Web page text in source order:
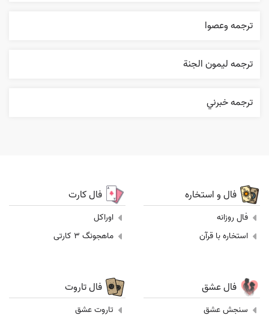
ترجمه وعصوا
ترجمه ليمون الجنة
ترجمه خبرني
فال و استخاره
فال روزانه
استخاره با قرآن
فال کارت
اوراکل
ماهجونگ 3 کارتی
فال عشق
سنجش عشق
فال تاروت
تاروت عشق